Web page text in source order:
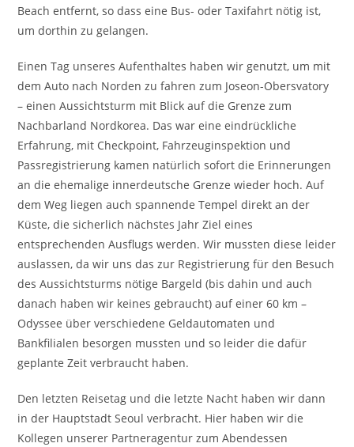
Beach entfernt, so dass eine Bus- oder Taxifahrt nötig ist,
um dorthin zu gelangen.
Einen Tag unseres Aufenthaltes haben wir genutzt, um mit
dem Auto nach Norden zu fahren zum Joseon-Obersvatory
– einen Aussichtsturm mit Blick auf die Grenze zum
Nachbarland Nordkorea. Das war eine eindrückliche
Erfahrung, mit Checkpoint, Fahrzeuginspektion und
Passregistrierung kamen natürlich sofort die Erinnerungen
an die ehemalige innerdeutsche Grenze wieder hoch. Auf
dem Weg liegen auch spannende Tempel direkt an der
Küste, die sicherlich nächstes Jahr Ziel eines
entsprechenden Ausflugs werden. Wir mussten diese leider
auslassen, da wir uns das zur Registrierung für den Besuch
des Aussichtsturms nötige Bargeld (bis dahin und auch
danach haben wir keines gebraucht) auf einer 60 km –
Odyssee über verschiedene Geldautomaten und
Bankfilialen besorgen mussten und so leider die dafür
geplante Zeit verbraucht haben.
Den letzten Reisetag und die letzte Nacht haben wir dann
in der Hauptstadt Seoul verbracht. Hier haben wir die
Kollegen unserer Partneragentur zum Abendessen